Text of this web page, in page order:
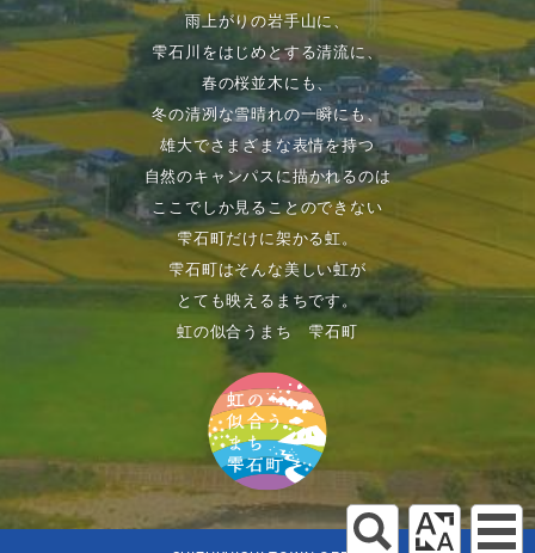
雨上がりの岩手山に、
雫石川をはじめとする清流に、
春の桜並木にも、
冬の清冽な雪晴れの一瞬にも、
雄大でさまざまな表情を持つ
自然のキャンパスに描かれるのは
ここでしか見ることのできない
雫石町だけに架かる虹。
雫石町はそんな美しい虹が
とても映えるまちです。
虹の似合うまち 雫石町